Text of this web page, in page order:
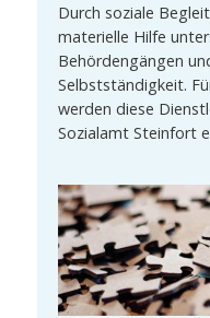
Durch soziale
materielle Hilfe
Behördengängen
Selbstständigkeit.
werden diese
Sozialamt Steinfort